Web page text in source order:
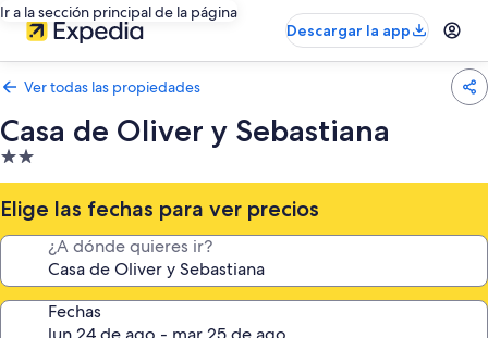
Ir a la sección principal de la página
Descargar la app
Ver todas las propiedades
Casa de Oliver y Sebastiana
Propiedad
de
2.0
estrellas
Elige las fechas para ver precios
¿A dónde quieres ir?
Fechas